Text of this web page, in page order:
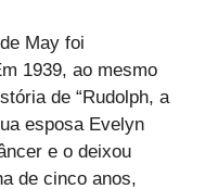
May foi
1939, ao mesmo
de “Rudolph, a
esposa Evelyn
e o deixou
de cinco anos,